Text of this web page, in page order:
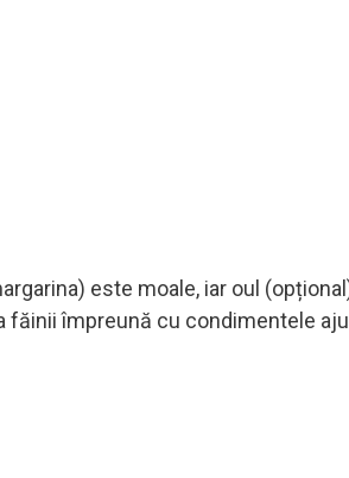
este moale, iar oul
făinii împreună cu condimentele